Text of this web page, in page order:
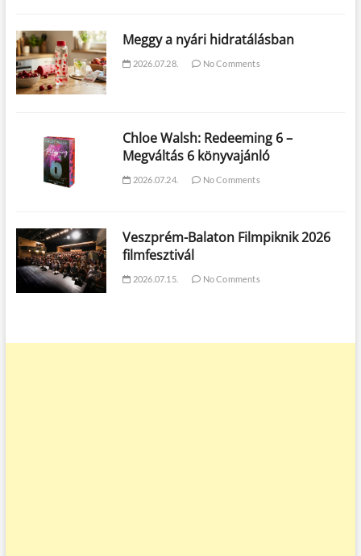
Meggy a nyári hidratálásban
2026.07.28. No Comments
Chloe Walsh: Redeeming 6 –
Megváltás 6 könyvajánló
2026.07.24. No Comments
Veszprém-Balaton Filmpiknik 2026
filmfesztivál
2026.07.15. No Comments